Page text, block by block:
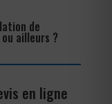
de
ailleurs ?
en ligne